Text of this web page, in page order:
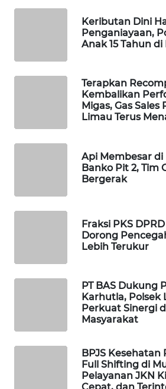
Keributan Dini
Penganiayaan,
Anak 15 Tahun
Terapkan
Kembalikan
Migas, Gas
Limau Terus
Api Membesar di
Banko Pit 2, Tim
Bergerak
Fraksi PKS
Dorong
Lebih Terukur
PT BAS Dukung
Karhutla, Polsek
Perkuat Sinergi
Masyarakat
BPJS Kesehatan
Full Shifting di
Pelayanan JKN
KELISTRIKAN
MARTABAT
NET
LKKI